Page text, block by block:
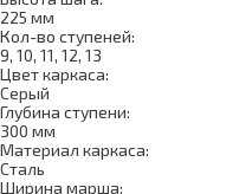
225 мм
Кол-во ступеней:
9, 10, 11, 12, 13
Цвет каркаса:
Серый
Глубина ступени:
300 мм
Материал каркаса:
Сталь
Ширина марша: